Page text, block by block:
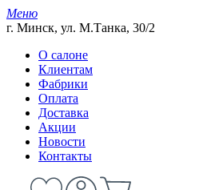
Меню
г. Минск, ул. М.Танка, 30/2
О салоне
Клиентам
Фабрики
Оплата
Доставка
Акции
Новости
Контакты